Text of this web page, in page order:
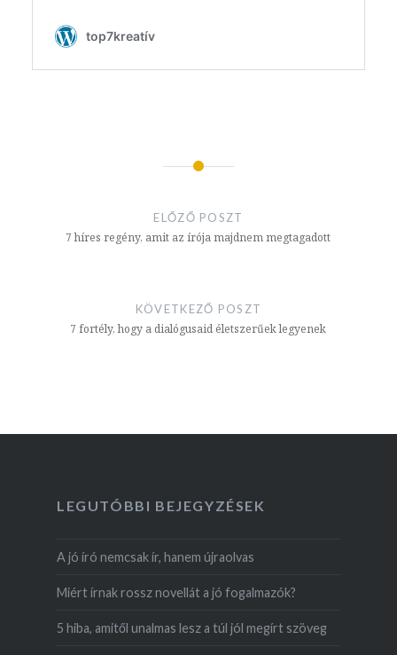
ELŐZŐ POSZT
7 híres regény, amit az írója majdnem megtagadott
KÖVETKEZŐ POSZT
7 fortély, hogy a dialógusaid életszerűek legyenek
LEGUTÓBBI BEJEGYZÉSEK
A jó író nemcsak ír, hanem újraolvas
Miért írnak rossz novellát a jó fogalmazók?
5 hiba, amitől unalmas lesz a túl jól megírt szöveg